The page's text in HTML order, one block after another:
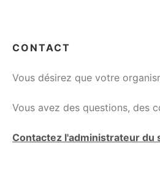
CONTACT
Vous désirez que votre
Vous avez des questions, des
Contactez l'administrateur du